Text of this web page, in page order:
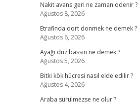
Nakit avans geri ne zaman ödenir ?
Ağustos 8, 2026
Etrafinda dort donmek ne demek ?
Ağustos 6, 2026
Ayağı düz bassın ne demek ?
Ağustos 5, 2026
Bitki kök hücresi nasıl elde edilir ?
Ağustos 4, 2026
Araba sürülmezse ne olur ?